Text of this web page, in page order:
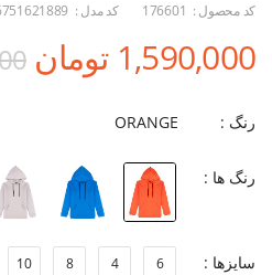
کد محصول : 176601 کد مدل :
1,590,000 تومان
رنگ : ORANGE
رنگ ها :
سایزها : 6
4
8
10